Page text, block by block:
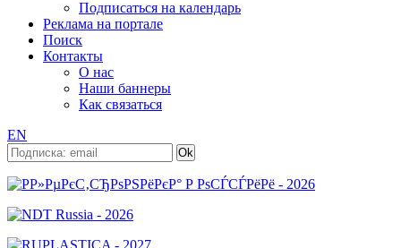
Подписаться на календарь
Реклама на портале
Поиск
Контакты
О нас
Наши баннеры
Как связаться
EN